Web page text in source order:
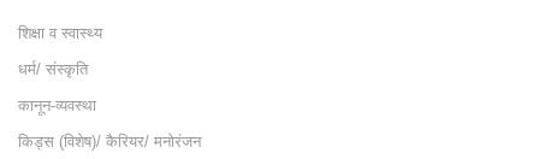
शिक्षा व स्वास्थ्य
धर्म/ संस्कृति
कानून-व्यवस्था
किड्स (विशेष)/ कैरियर/ मनोरंजन